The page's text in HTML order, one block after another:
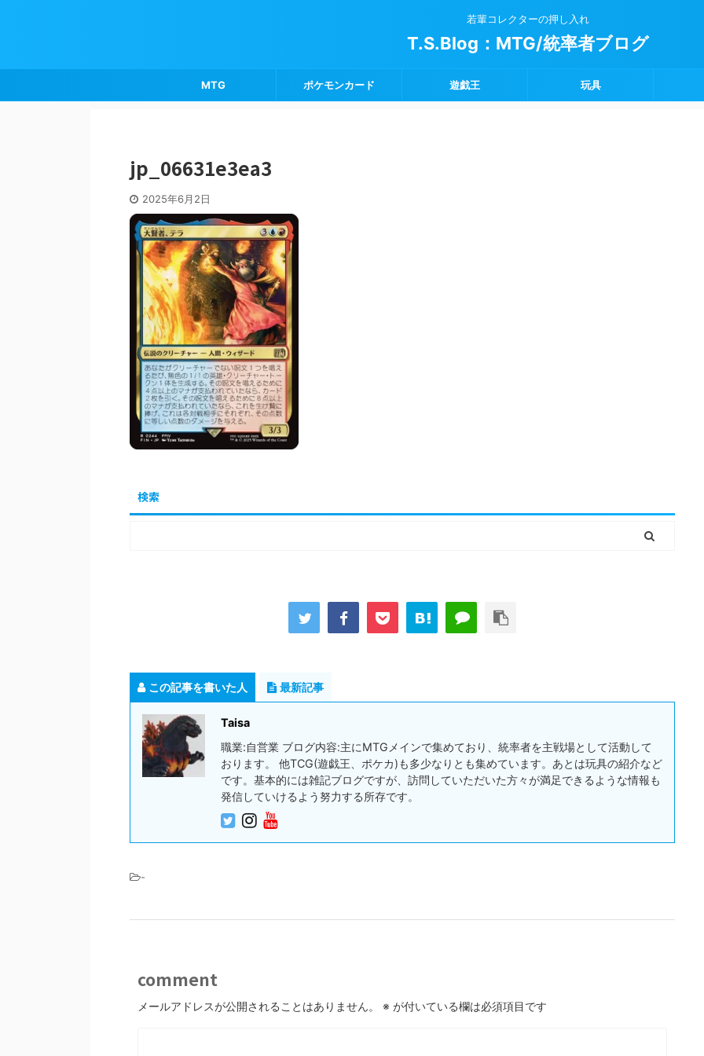
若輩コレクターの押し入れ
T.S.Blog：MTG/統率者ブログ
MTG ポケモンカード 遊戯王 玩具
jp_06631e3ea3
2025年6月2日
検索
この記事を書いた人 最新記事
Taisa
職業:自営業 ブログ内容:主にMTGメインで集めており、統率者を主戦場として活動して
おります。 他TCG(遊戯王、ポケカ)も多少なりとも集めています。あとは玩具の紹介など
です。基本的には雑記ブログですが、訪問していただいた方々が満足できるような情報も
発信していけるよう努力する所存です。
-
comment
メールアドレスが公開されることはありません。 ※ が付いている欄は必須項目です